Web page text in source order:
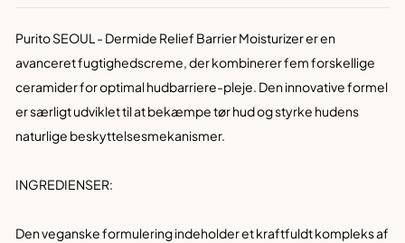
Purito SEOUL - Dermide Relief Barrier Moisturizer er en
avanceret fugtighedscreme, der kombinerer fem forskellige
ceramider for optimal hudbarriere-pleje. Den innovative formel
er særligt udviklet til at bekæmpe tør hud og styrke hudens
naturlige beskyttelsesmekanismer.
INGREDIENSER:
Den veganske formulering indeholder et kraftfuldt kompleks af